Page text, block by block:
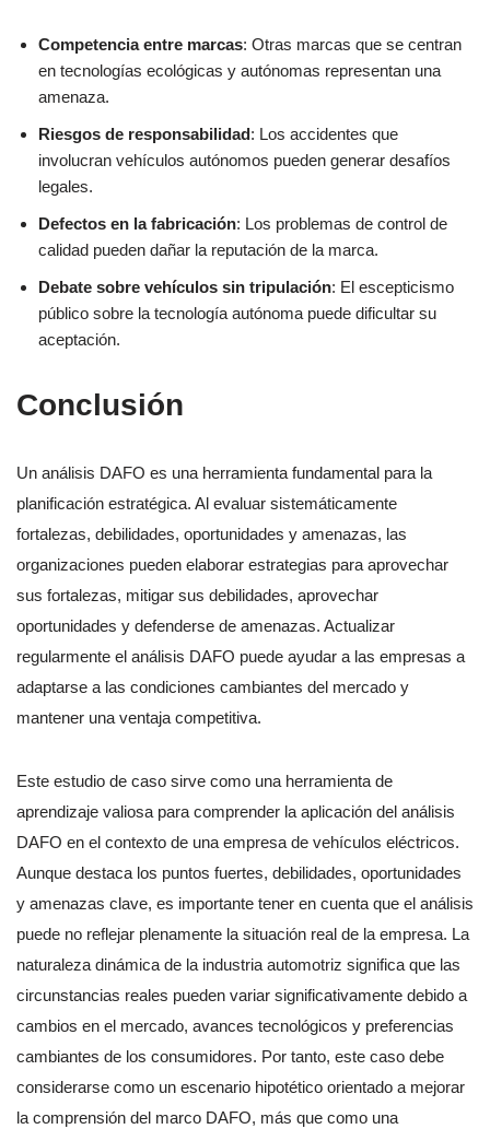
Competencia entre marcas: Otras marcas que se centran
en tecnologías ecológicas y autónomas representan una
amenaza.
Riesgos de responsabilidad: Los accidentes que
involucran vehículos autónomos pueden generar desafíos
legales.
Defectos en la fabricación: Los problemas de control de
calidad pueden dañar la reputación de la marca.
Debate sobre vehículos sin tripulación: El escepticismo
público sobre la tecnología autónoma puede dificultar su
aceptación.
Conclusión
Un análisis DAFO es una herramienta fundamental para la
planificación estratégica. Al evaluar sistemáticamente
fortalezas, debilidades, oportunidades y amenazas, las
organizaciones pueden elaborar estrategias para aprovechar
sus fortalezas, mitigar sus debilidades, aprovechar
oportunidades y defenderse de amenazas. Actualizar
regularmente el análisis DAFO puede ayudar a las empresas a
adaptarse a las condiciones cambiantes del mercado y
mantener una ventaja competitiva.
Este estudio de caso sirve como una herramienta de
aprendizaje valiosa para comprender la aplicación del análisis
DAFO en el contexto de una empresa de vehículos eléctricos.
Aunque destaca los puntos fuertes, debilidades, oportunidades
y amenazas clave, es importante tener en cuenta que el análisis
puede no reflejar plenamente la situación real de la empresa. La
naturaleza dinámica de la industria automotriz significa que las
circunstancias reales pueden variar significativamente debido a
cambios en el mercado, avances tecnológicos y preferencias
cambiantes de los consumidores. Por tanto, este caso debe
considerarse como un escenario hipotético orientado a mejorar
la comprensión del marco DAFO, más que como una